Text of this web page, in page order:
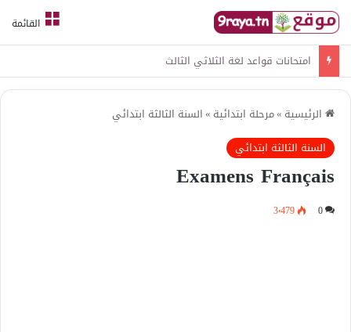
القائمة
امتحانات قواعد لغة الثلاثي الثالث
الرئيسية »مرحلة ابتدائية »السنة الثالثة ابتدائي
السنة الثالثة ابتدائي
Examens Français
0 3٬479